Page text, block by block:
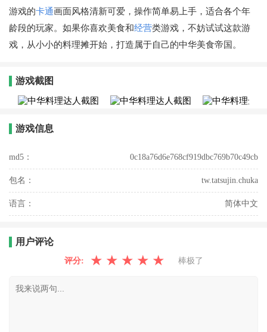
游戏的卡通画面风格清新可爱，操作简单易上手，适合各个年
龄段的玩家。如果你喜欢美食和经营类游戏，不妨试试这款游
戏，从小小的料理摊开始，打造属于自己的中华美食帝国。
游戏截图
游戏信息
md5： 0c18a76d6e768cf919dbc769b70c49cb
包名： tw.tatsujin.chuka
语言： 简体中文
用户评论
评分: ★ ★ ★ ★ ★ 棒极了